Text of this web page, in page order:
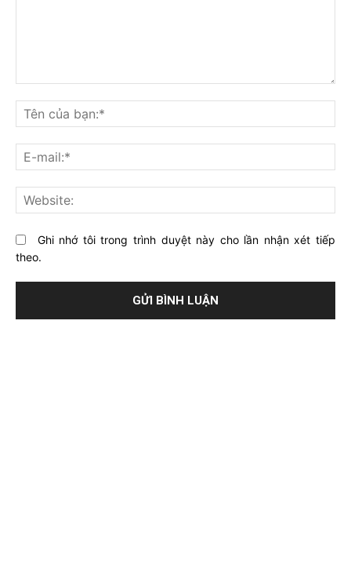
nghĩ
gì
về
bài
viết
này?
Ghi nhớ tôi trong trình duyệt này cho lần nhận xét tiếp
theo.